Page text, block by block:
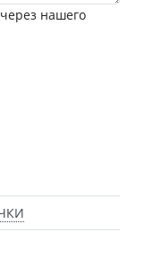
нашего